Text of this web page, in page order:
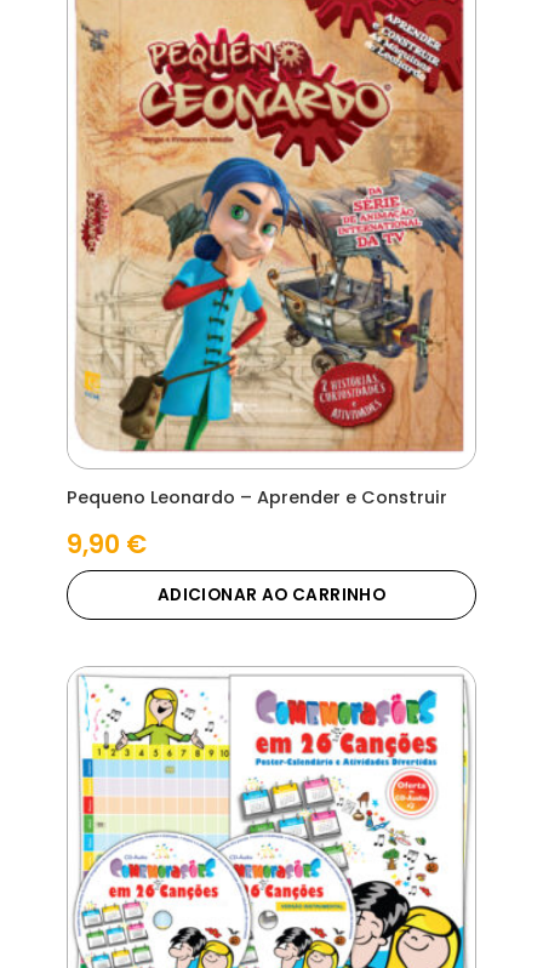
Pequeno Leonardo – Aprender e Construir
9,90 €
ADICIONAR AO CARRINHO